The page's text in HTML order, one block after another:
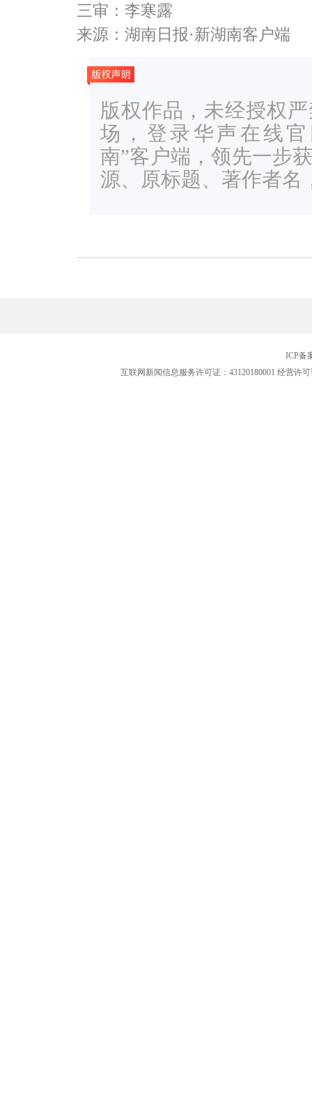
三审：李寒露
来源：湖南日报·新湖南客户端
版权作品，未经授权
场，登录华声在线官
南”客户端，领先一步
源、原标题、著作者名
ICP备
互联网新闻信息服务许可证：43120180001 经营许可